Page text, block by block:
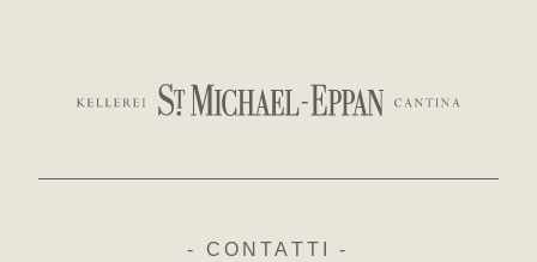
- CONTATTI -